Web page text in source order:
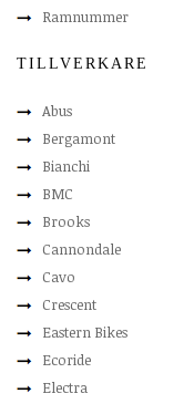
Ramnummer
TILLVERKARE
Abus
Bergamont
Bianchi
BMC
Brooks
Cannondale
Cavo
Crescent
Eastern Bikes
Ecoride
Electra